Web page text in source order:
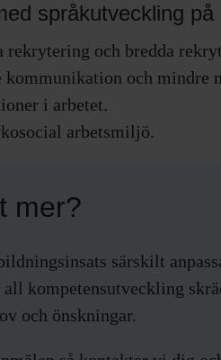
språkutveckling
rekrytering och bredda
kommunikation och mindre
i arbetet.
arbetsmiljö.
mer?
särskilt
all kompetensutveckling
och önskningar.